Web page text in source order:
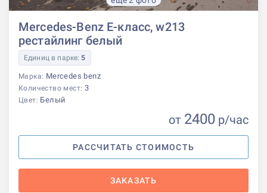
Mercedes-Benz E-класс, w213
рестайлинг белый
Единиц в парке: 5
Марка: Mercedes benz
Количество мест: 3
Цвет: Белый
от 2400 р/час
РАССЧИТАТЬ СТОИМОСТЬ
ЗАКАЗАТЬ